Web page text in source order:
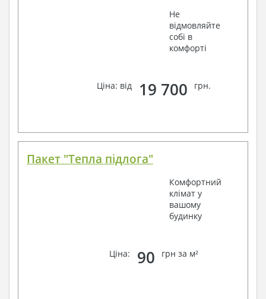
Не
відмовляйте
собі в
комфорті
Ціна: від 19 700 грн.
Пакет "Тепла підлога"
Комфортний
клімат у
вашому
будинку
Ціна: 90 грн за м²